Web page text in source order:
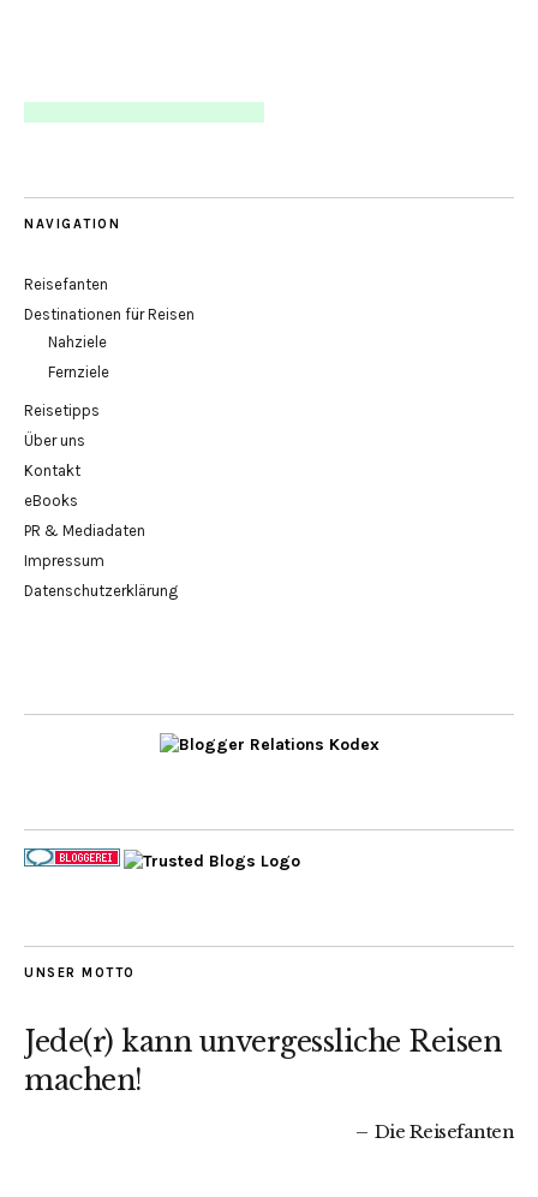
NAVIGATION
Reisefanten
Destinationen für Reisen
Nahziele
Fernziele
Reisetipps
Über uns
Kontakt
eBooks
PR & Mediadaten
Impressum
Datenschutzerklärung
UNSER MOTTO
Jede(r) kann unvergessliche Reisen
machen!
Die Reisefanten